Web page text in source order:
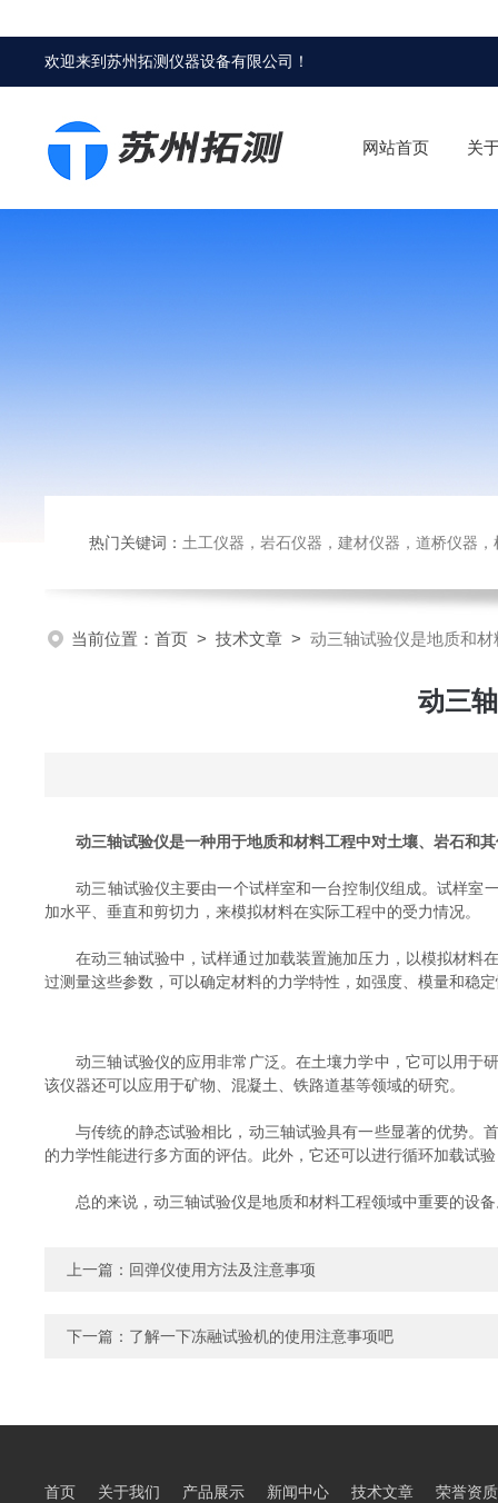
欢迎来到苏州拓测仪器设备有限公司 ！
网站首页 关
热门关键词： 土工仪器，岩石仪器，建材仪器，道桥仪器，检测
当前位置： 首页 > 技术文章 > 动三轴试验仪是地质和
动三
动三轴试验仪是一种用于地质和材料工程中对土壤、岩石和
动三轴试验仪主要由一个试样室和一台控制仪组成。试样室一
加水平、垂直和剪切力，来模拟材料在实际工程中的受力情况。
在动三轴试验中，试样通过加载装置施加压力，以模拟材料在
过测量这些参数，可以确定材料的力学特性，如强度、模量和稳
动三轴试验仪的应用非常广泛。在土壤力学中，它可以用于研
该仪器还可以应用于矿物、混凝土、铁路道基等领域的研究。
与传统的静态试验相比，动三轴试验具有一些显著的优势。首
的力学性能进行多方面的评估。此外，它还可以进行循环加载试
总的来说，动三轴试验仪是地质和材料工程领域中重要的设备
上一篇： 回弹仪使用方法及注意事项
下一篇： 了解一下冻融试验机的使用注意事项吧
首页 关于我们 产品展示 新闻中心 技术文章 荣誉资质